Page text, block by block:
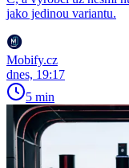
jako jedinou variantu.
Mobify.cz
dnes, 19:17
5 min